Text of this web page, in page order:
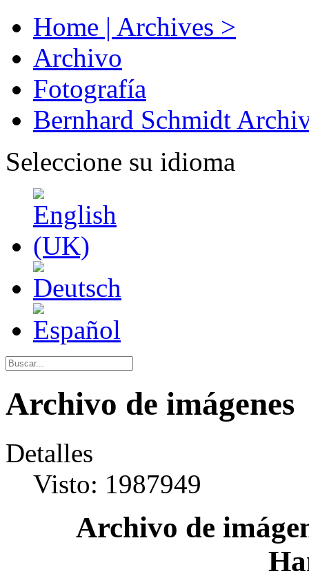
Home | Archives >
Archivo
Fotografía
Bernhard Schmidt
Seleccione su idioma
Archivo de imágenes
Detalles
Visto: 1987949
Archivo de